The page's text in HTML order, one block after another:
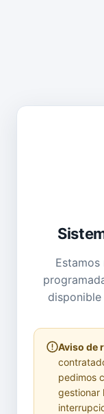
disponible
Aviso de
pedimos
gestionar